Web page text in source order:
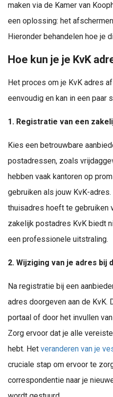
maken via de Kamer van
een oplossing: het
Hieronder behandelen hoe je
Hoe kun je je KvK
Het proces om je KvK adres
eenvoudig en kan in een paar
1. Registratie van een
Kies een betrouwbare
postadressen, zoals
hebben vaak kantoren op
gebruiken als jouw KvK-
thuisadres hoeft te gebruiken
zakelijk postadres KvK biedt
een professionele uitstraling.
2. Wijziging van je adres bij
Na registratie bij een
adres doorgeven aan de KvK.
portaal of door het invullen
Zorg ervoor dat je alle
hebt. Het veranderen van je
cruciale stap om ervoor te
correspondentie naar je